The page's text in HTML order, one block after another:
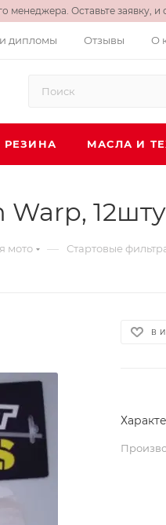
Оставьте заявку,
дипломы Отзывы О
РЕЗИНА МАСЛА И
мото — Стартовые
В